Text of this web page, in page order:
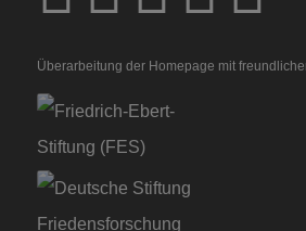
Überarbeitung der Homepage mit